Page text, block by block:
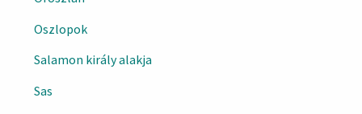
Oszlopok
Salamon király alakja
Sas